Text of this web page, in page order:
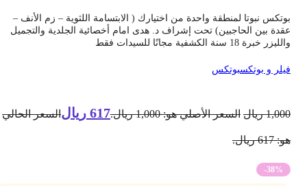
نبوتا لمنطقة واحدة من اختيارك ( الابتسامة اللثوية – زم الأنف –
بين الحاجبين) تحت إشراف د. هدى امام أخصائية الجلدية والتجميل
خبرة 18 سنة الكشفية مجانًا للسيدات فقط
و بوتكسبوتكس
ريال السعر الأصلي هو: 1,000 ريال. 617 ريال السعر الحالي
-38%